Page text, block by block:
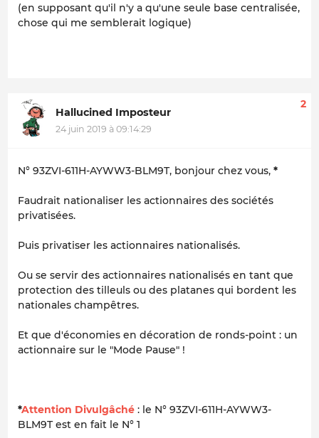
(en supposant qu'il n'y a qu'une seule base centralisée,
chose qui me semblerait logique)
Hallucined Imposteur
24 juin 2019 à 09:14:29
2
N° 93ZVI-611H-AYWW3-BLM9T, bonjour chez vous, *
Faudrait nationaliser les actionnaires des sociétés
privatisées.
Puis privatiser les actionnaires nationalisés.
Ou se servir des actionnaires nationalisés en tant que
protection des tilleuls ou des platanes qui bordent les
nationales champêtres.
Et que d'économies en décoration de ronds-point : un
actionnaire sur le "Mode Pause" !
*Attention Divulgâché : le N° 93ZVI-611H-AYWW3-
BLM9T est en fait le N° 1